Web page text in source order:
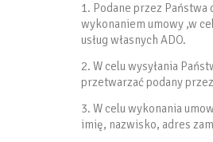
1. Podane przez
wykonaniem umowy ,w
usług własnych ADO.
2. W celu wysyłania
przetwarzać podany
3. W celu wykonania
imię, nazwisko, adres